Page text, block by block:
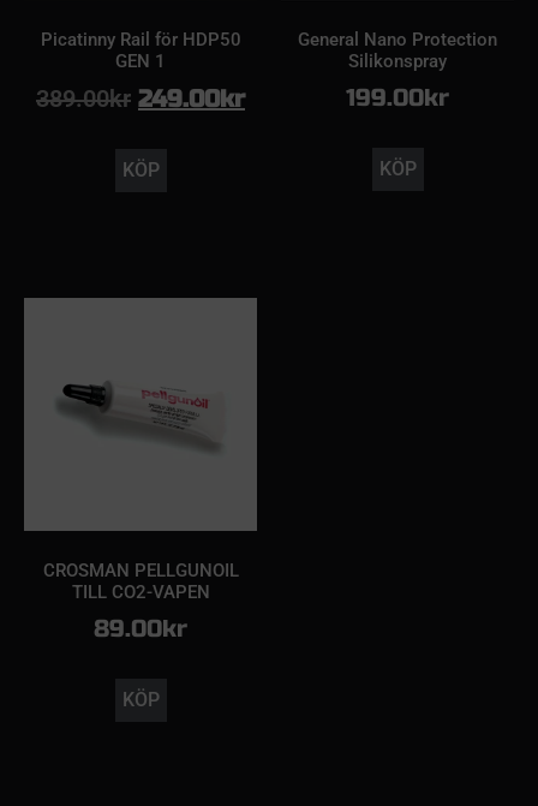
Picatinny Rail för HDP50
GEN 1
389.00kr 249.00kr
KÖP
General Nano Protection
Silikonspray
199.00kr
KÖP
CROSMAN PELLGUNOIL
TILL CO2-VAPEN
89.00kr
KÖP